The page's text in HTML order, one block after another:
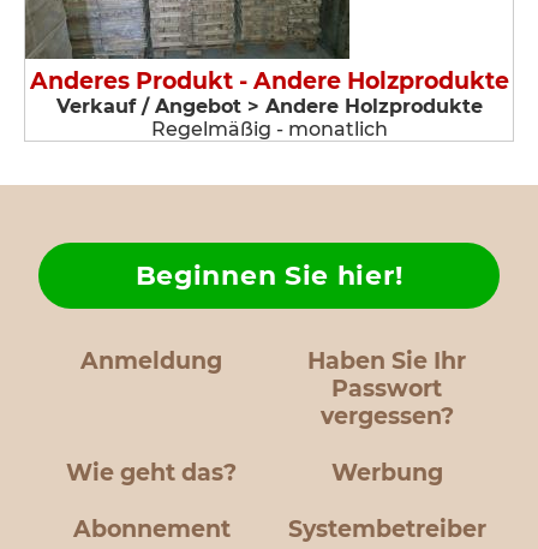
Anderes Produkt - Andere Holzprodukte
Verkauf / Angebot > Andere Holzprodukte
Regelmäßig - monatlich
Anmeldung
Haben Sie Ihr
Passwort
vergessen?
Wie geht das?
Beginnen Sie hier!
Werbung
Abonnement Systembetreiber